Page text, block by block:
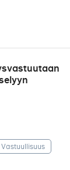
Vastuullisuus